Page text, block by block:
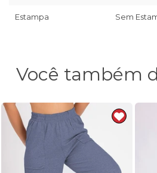
Estampa Sem
Você também